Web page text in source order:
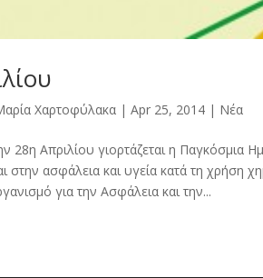
Χαρτοφύλακα |Apr 25, 2014 | Νέα
28η Απριλίου γιορτάζεται η Παγκόσμια
στην ασφάλεια και υγεία κατά τη χρήση
για την Ασφάλεια και την...